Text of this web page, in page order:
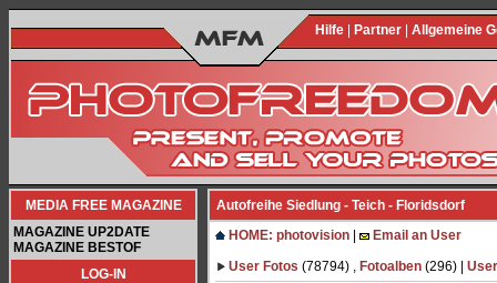
Hilfe Partner Allgemeine
MEDIA FREE MAGAZINE
MAGAZINE UP2DATE
MAGAZINE BESTOF
LOG-IN
Autofreihe Siedlung - Teich - Floridsdorf
HOME: photovision
Email an User
User Fotos (78794) , Fotoalben (296) |